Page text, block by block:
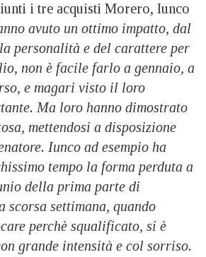
i tre acquisti Morero, Iunco
avuto un ottimo impatto, dal
personalità e del carattere per
non è facile farlo a gennaio, a
e magari visto il loro
Ma loro hanno dimostrato
mettendosi a disposizione
Iunco ad esempio ha
tempo la forma perduta a
della prima parte di
scorsa settimana, quando
perchè squalificato, si è
grande intensità e col sorriso.